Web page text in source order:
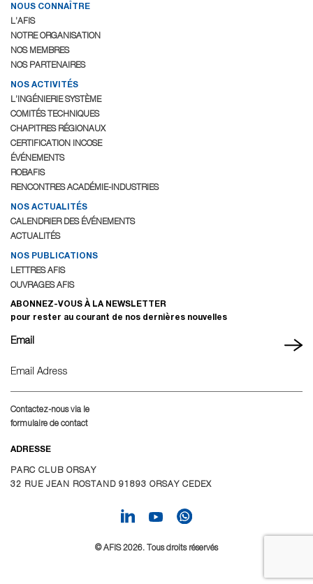
NOUS CONNAÎTRE
L’AFIS
NOTRE ORGANISATION
NOS MEMBRES
NOS PARTENAIRES
NOS ACTIVITÉS
L’INGÉNIERIE SYSTÈME
COMITÉS TECHNIQUES
CHAPITRES RÉGIONAUX
CERTIFICATION INCOSE
ÉVÉNEMENTS
ROBAFIS
RENCONTRES ACADÉMIE-INDUSTRIES
NOS ACTUALITÉS
CALENDRIER DES ÉVÉNEMENTS
ACTUALITÉS
NOS PUBLICATIONS
LETTRES AFIS
OUVRAGES AFIS
ABONNEZ-VOUS À LA NEWSLETTER
pour rester au courant de nos dernières nouvelles
Email
Contactez-nous via le
formulaire de contact
ADRESSE
PARC CLUB ORSAY
32 RUE JEAN ROSTAND 91893 ORSAY CEDEX
© AFIS 2026. Tous droits réservés